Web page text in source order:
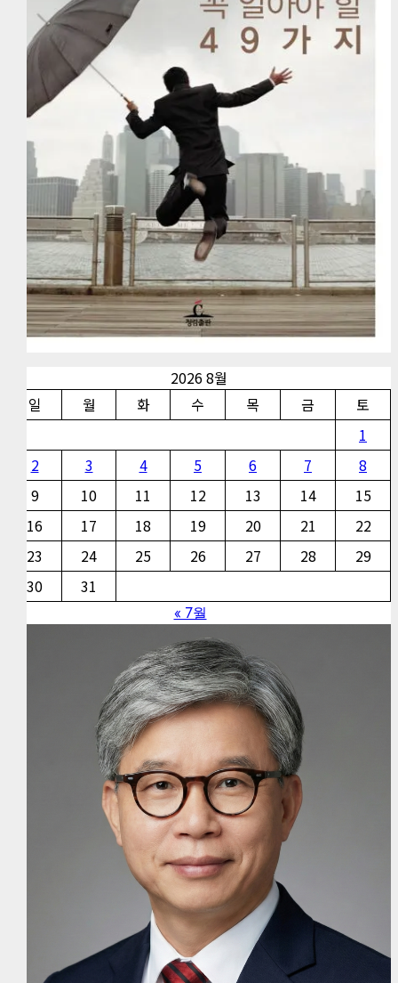
2026 8월
일
월 화 수 목 금
토
1
2
3 4 5 6 7
8
9
10 11 12 13 14
15
16
17 18 19 20 21
22
23
24 25 26 27 28
29
30
31
« 7월